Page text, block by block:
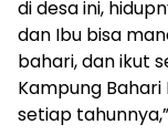
di desa ini,
dan Ibu bisa
bahari, dan ikut
Kampung
setiap